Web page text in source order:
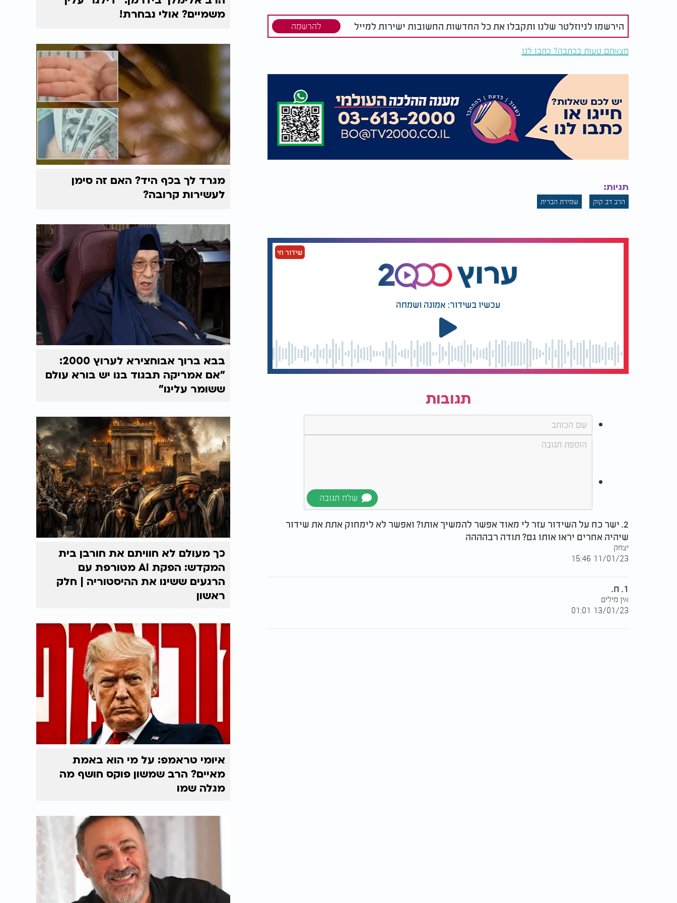
נכון מצד מידותיו. עד כדי כך.
וזה "רכו דבריו משמן" ועם כל זה עדיין "המה פתיחות".
איזה דקות זה. מי יכול לחלום על כאלה דקויות.
אני לא רוצה להמשיך ולומר יותר מדאי, שלא לצער את הציבור...
הירשמו לניוזלטר שלנו ותקבלו את כל החדשות החשובות ישירות למייל להרשמה
מצאתם טעות בכתבה? כתבו לנו
תגיות:
הרב דב קוק שמירת הברית
שידור חי
עכשיו בשידור: אמונה ושמחה
תגובות
2. ישר כח על השידור עזר לי מאוד אפשר להמשיך אותו? ואפשר לא לימחוק אתת את שידור
שיהיה אחרים יראו אותו גם? תודה רבהההה
יצחק
11/01/23 15:46
1. ח.
אין מילים
13/01/23 01:01
משמיים? אולי נבחרת!
מגרד לך בכף היד? האם זה סימן
לעשירות קרובה?
בבא ברוך אבוחצירא לערוץ 2000:
"אם אמריקה תבגוד בנו יש בורא עולם
ששומר עלינו"
כך מעולם לא חוויתם את חורבן בית
המקדש: הפקת AI מטורפת עם
הרגעים ששינו את ההיסטוריה | חלק
ראשון
איומי טראמפ: על מי הוא באמת
מאיים? הרב שמשון פוקס חושף מה
מגלה שמו